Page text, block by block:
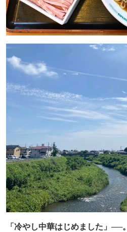
「冷やし中華はじめました」──。